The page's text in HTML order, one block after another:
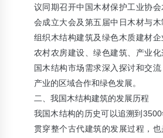
2013年3月24日
议同期召开中国木材保护工业协
会成立大会及第五届中日木材与木
组织木结构建筑及绿色木质建材
农村农房建设、绿色建筑、产业
国木结构市场需求深入探讨和交
产业的区域合作和绿色发展。
二、我国木结构建筑的发展历程
我国木结构的历史可以追溯到
贯穿整个古代建筑的发展过程，